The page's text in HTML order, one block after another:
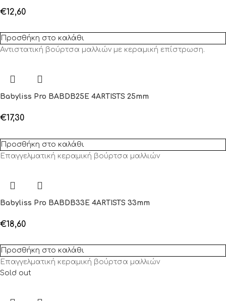
€12,60
Προσθήκη στο καλάθι
Αντιστατική βούρτσα μαλλιών με κεραμική επίστρωση.
Babyliss Pro BABDB25E 4ARTISTS 25mm
€17,30
Προσθήκη στο καλάθι
Επαγγελματική κεραμική βούρτσα μαλλιών
Babyliss Pro BABDB33E 4ARTISTS 33mm
€18,60
Προσθήκη στο καλάθι
Επαγγελματική κεραμική βούρτσα μαλλιών
Sold out